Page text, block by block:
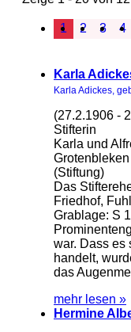
1 2 3 4
Karla
Karla Adickes,
(27.2.1906 -
Stifterin
Karla und
(Stiftung)
Das
Friedhof,
Grablage: S
war. Dass es
handelt,
das
mehr lesen »
Hermine